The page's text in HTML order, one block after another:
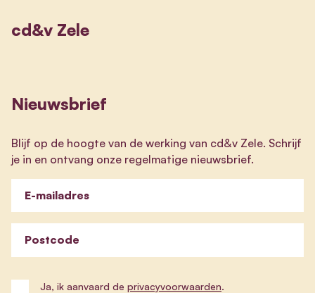
cd&v Zele
Nieuwsbrief
Blijf op de hoogte van de werking van cd&v Zele. Schrijf
je in en ontvang onze regelmatige nieuwsbrief.
E-mailadres
Postcode
Ja, ik aanvaard de privacyvoorwaarden.